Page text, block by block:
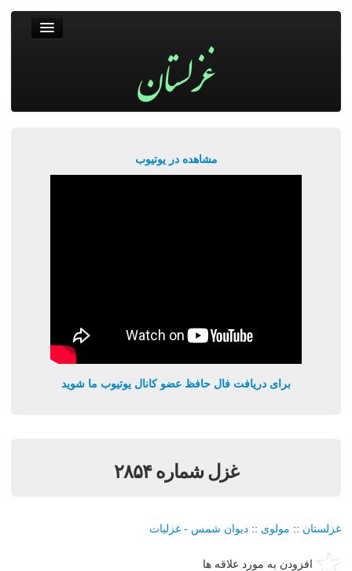
مشاهده در یوتیوب
برای دریافت فال حافظ عضو کانال یوتیوب ما شوید
غزل شماره ۲۸۵۴
غزلستان :: مولوی :: دیوان شمس - غزلیات
افزودن به مورد علاقه ها